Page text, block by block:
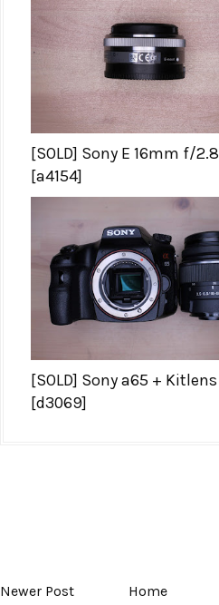
[SOLD] Sony E 16mm f/2.8
[a4154]
[SOLD] Sony a65 + Kitlens
[d3069]
Newer Post Home